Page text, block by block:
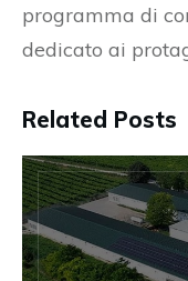
programma di
dedicato ai
Related Posts